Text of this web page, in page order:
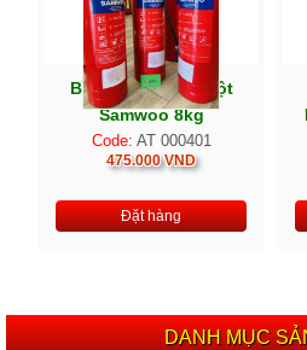
Bình chữa cháy bột
Samwoo 8kg
Code: AT 000401
475.000 VND
Đặt hàng
DANH MỤC